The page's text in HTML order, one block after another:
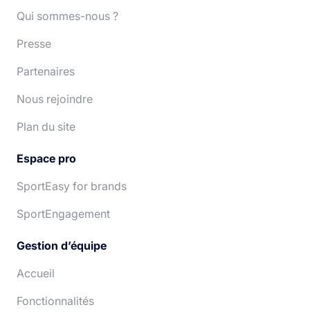
Qui sommes-nous ?
Presse
Partenaires
Nous rejoindre
Plan du site
Espace pro
SportEasy for brands
SportEngagement
Gestion d’équipe
Accueil
Fonctionnalités